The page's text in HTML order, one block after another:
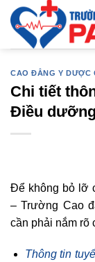
Skip
content
CAO ĐẲNG Y DƯỢC
Chi tiết
Điều
Để không bỏ lỡ
– Trường Cao
cần phải nắm rõ
Thông tin